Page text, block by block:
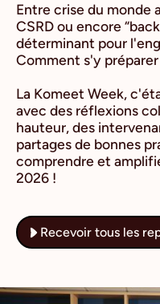
Entre crise du monde
CSRD ou encore
déterminant pour
Comment s'y
La Komeet Week,
avec des réflexions
hauteur, des
partages de bonnes
comprendre et
2026 !
Recevoir tous les